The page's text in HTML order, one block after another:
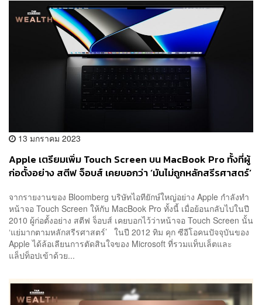
13 มกราคม 2023
Apple เตรียมเพิ่ม Touch Screen บน MacBook Pro ทั้งที่ผู้
ก่อตั้งอย่าง สตีฟ จ็อบส์ เคยบอกว่า ‘มันไม่ถูกหลักสรีรศาสตร์’
จากรายงานของ Bloomberg บริษัทไอทียักษ์ใหญ่อย่าง Apple กำลังทำ
หน้าจอ Touch Screen ให้กับ MacBook Pro ทั้งนี้ เมื่อย้อนกลับไปในปี
2010 ผู้ก่อตั้งอย่าง สตีฟ จ็อบส์ เคยบอกไว้ว่าหน้าจอ Touch Screen นั้น
‘แย่มากตามหลักสรีรศาสตร์’ ในปี 2012 ทิม คุก ซีอีโอคนปัจจุบันของ
Apple ได้ล้อเลียนการตัดสินใจของ Microsoft ที่รวมแท็บเล็ตและ
แล็ปท็อปเข้าด้วย...